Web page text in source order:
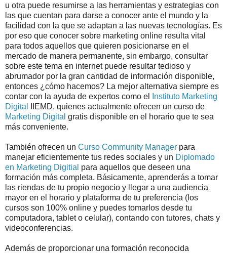
u otra puede resumirse a las herramientas y estrategias con
las que cuentan para darse a conocer ante el mundo y la
facilidad con la que se adaptan a las nuevas tecnologías. Es
por eso que conocer sobre marketing online resulta vital
para todos aquellos que quieren posicionarse en el
mercado de manera permanente, sin embargo, consultar
sobre este tema en internet puede resultar tedioso y
abrumador por la gran cantidad de información disponible,
entonces ¿cómo hacemos? La mejor alternativa siempre es
contar con la ayuda de expertos como el
Instituto Marketing
Digital
IIEMD, quienes actualmente ofrecen un curso de
Marketing Digital gratis disponible en el horario que te sea
más conveniente.
También ofrecen un Curso Community Manager para
manejar eficientemente tus redes sociales y un Diplomado
en Marketing Digitial para aquellos que deseen una
formación más completa. Básicamente, aprenderás a tomar
las riendas de tu propio negocio y llegar a una audiencia
mayor en el horario y plataforma de tu preferencia (los
cursos son 100% online y puedes tomarlos desde tu
computadora, tablet o celular), contando con tutores, chats y
videoconferencias.
Además de proporcionar una formación reconocida